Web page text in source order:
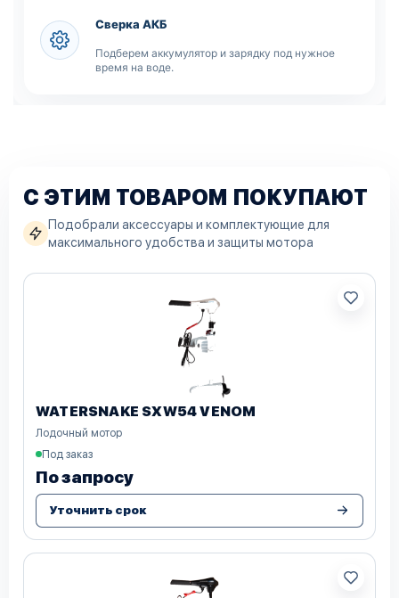
Сверка АКБ
Подберем аккумулятор и зарядку под нужное
время на воде.
С ЭТИМ ТОВАРОМ ПОКУПАЮТ
Подобрали аксессуары и комплектующие для
максимального удобства и защиты мотора
WATERSNAKE SXW54 VENOM
Лодочный мотор
Под заказ
По запросу
Уточнить срок